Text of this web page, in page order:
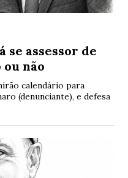
se assessor de
não
calendário para
(denunciante), e defesa